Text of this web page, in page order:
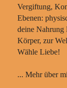
Vergiftung,
Ebenen:
deine Nahrung
Körper, zur
Wähle Liebe!
... Mehr über